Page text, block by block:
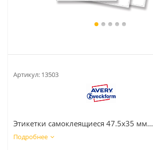
Артикул: 13503
Этикетки самоклеящиеся 47.5х35 мм...
Подробнее